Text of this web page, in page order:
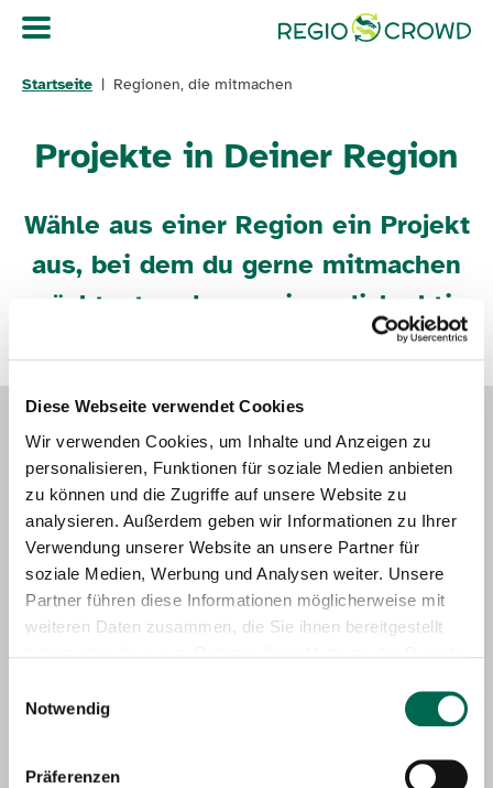
Diese Webseite verwendet Cookies
Wir verwenden Cookies, um Inhalte und Anzeigen zu
personalisieren, Funktionen für soziale Medien anbieten
zu können und die Zugriffe auf unsere Website zu
analysieren. Außerdem geben wir Informationen zu Ihrer
Verwendung unserer Website an unsere Partner für
soziale Medien, Werbung und Analysen weiter. Unsere
Partner führen diese Informationen möglicherweise mit
weiteren Daten zusammen, die Sie ihnen bereitgestellt
Notwendig
Präferenzen
Navigation überspringen
Startseite Regionen, die mitmachen
Projekte in Deiner Region
Wähle aus einer Region ein Projekt
aus, bei dem du gerne mitmachen
möchtest und engagiere dich aktiv
für Natur- und Umweltschutz.
Sachsen-Anhalt
Thüringen